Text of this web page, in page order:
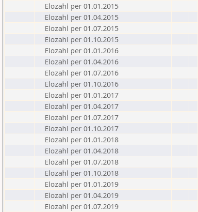
Elozahl per 01.01.2015
Elozahl per 01.04.2015
Elozahl per 01.07.2015
Elozahl per 01.10.2015
Elozahl per 01.01.2016
Elozahl per 01.04.2016
Elozahl per 01.07.2016
Elozahl per 01.10.2016
Elozahl per 01.01.2017
Elozahl per 01.04.2017
Elozahl per 01.07.2017
Elozahl per 01.10.2017
Elozahl per 01.01.2018
Elozahl per 01.04.2018
Elozahl per 01.07.2018
Elozahl per 01.10.2018
Elozahl per 01.01.2019
Elozahl per 01.04.2019
Elozahl per 01.07.2019